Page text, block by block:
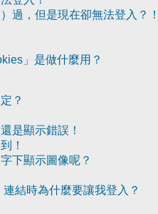
過，但是現在卻無法登入？！
」是做什麼用？
？
是顯示錯誤！
！
下顯示圖像呢？
結時為什麼要讓我登入？